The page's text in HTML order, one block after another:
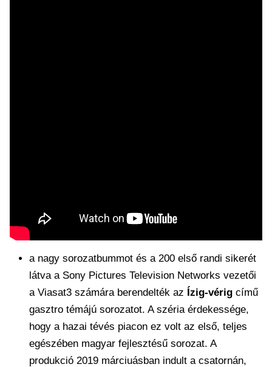
a nagy sorozatbummot és a 200 első randi sikerét
látva a Sony Pictures Television Networks vezetői
a Viasat3 számára berendelték az Ízig-vérig című
gasztro témájú sorozatot. A széria érdekessége,
hogy a hazai tévés piacon ez volt az első, teljes
egészében magyar fejlesztésű sorozat. A
produkció 2019 márciuásban indult a csatornán,